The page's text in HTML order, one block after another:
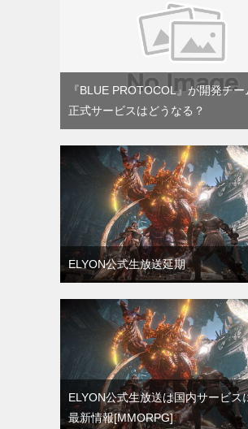
『BLUE PROTOCOL』が開発チ
正式サービスはどうなる？
ELYON公式生放送延期
ELYON公式生放送は国内サービス
最新情報[MMORPG]